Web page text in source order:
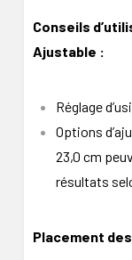
Conseils
Ajustable :
Réglage
Options
23,0 cm
résultats
Placement